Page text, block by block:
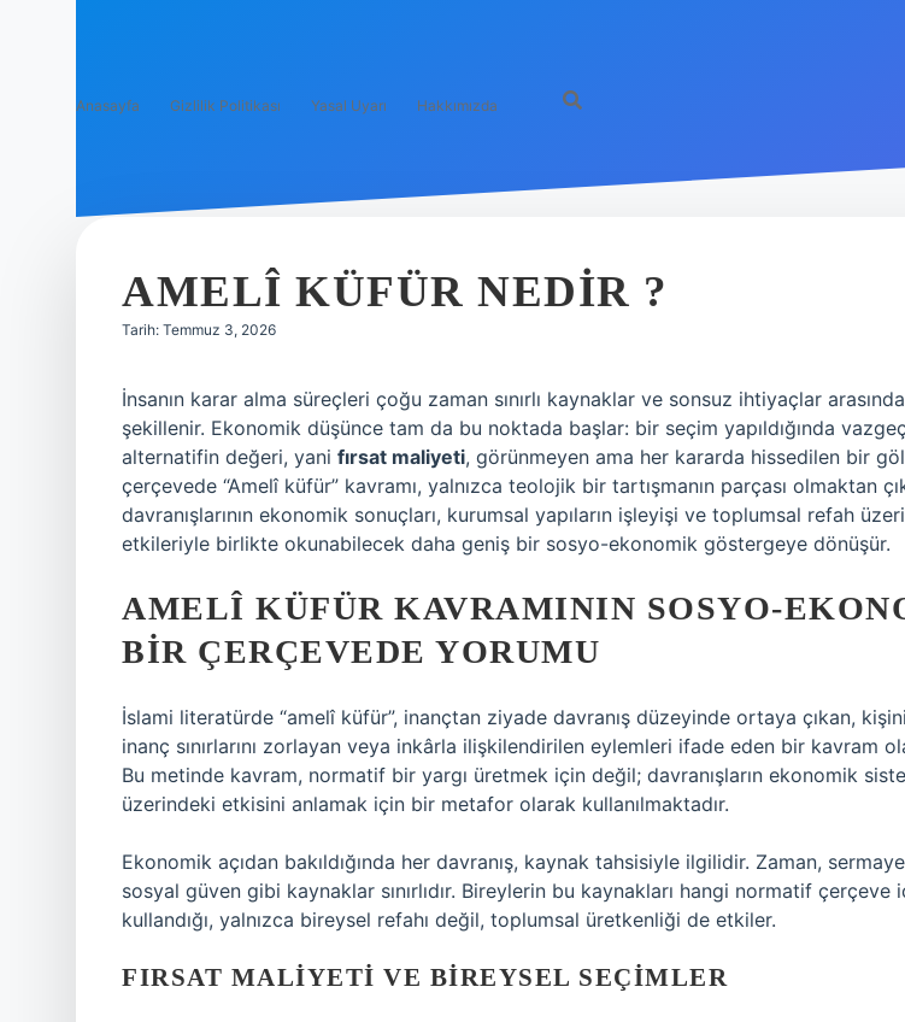
Anasayfa Gizlilik Politikası Yasal Uyarı Hakkımızda
AMELÎ KÜFÜR NEDIR ?
Tarih: Temmuz 3, 2026
İnsanın karar alma süreçleri çoğu zaman sınırlı kaynaklar ve sonsuz ihtiyaçlar
şekillenir. Ekonomik düşünce tam da bu noktada başlar: bir seçim yapıldığında
alternatifin değeri, yani fırsat maliyeti, görünmeyen ama her kararda hissedilen bir
çerçevede “Amelî küfür” kavramı, yalnızca teolojik bir tartışmanın parçası olmaktan
davranışlarının ekonomik sonuçları, kurumsal yapıların işleyişi ve toplumsal refah
etkileriyle birlikte okunabilecek daha geniş bir sosyo-ekonomik göstergeye dönüşür.
AMELÎ KÜFÜR KAVRAMININ SOSYO-
BIR ÇERÇEVEDE YORUMU
İslami literatürde “amelî küfür”, inançtan ziyade davranış düzeyinde ortaya çıkan,
inanç sınırlarını zorlayan veya inkârla ilişkilendirilen eylemleri ifade eden bir kavram
Bu metinde kavram, normatif bir yargı üretmek için değil; davranışların ekonomik
üzerindeki etkisini anlamak için bir metafor olarak kullanılmaktadır.
Ekonomik açıdan bakıldığında her davranış, kaynak tahsisiyle ilgilidir. Zaman,
sosyal güven gibi kaynaklar sınırlıdır. Bireylerin bu kaynakları hangi normatif çerçeve
kullandığı, yalnızca bireysel refahı değil, toplumsal üretkenliği de etkiler.
FIRSAT MALIYETI VE BIREYSEL SEÇIMLER